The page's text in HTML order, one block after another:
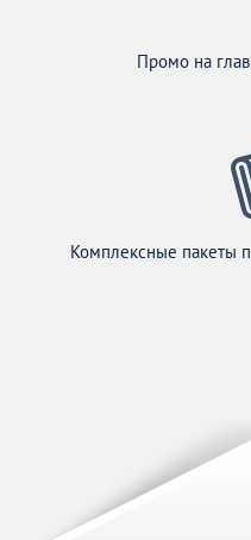
Промо на
Комплексные пакеты